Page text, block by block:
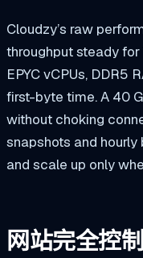
Cloudzy’s raw
throughput steady
EPYC vCPUs, DDR5
first-byte time. A 40
without choking
snapshots and
and scale up only
网站完全控制